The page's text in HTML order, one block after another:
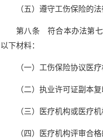
（五）遵守工伤保险的法
第八条 符合本办法第七
以下材料：
（一）工伤保险协议医
（二）执业许可证副本复
（三）医疗机构或医疗
（四）医疗机构评审合格